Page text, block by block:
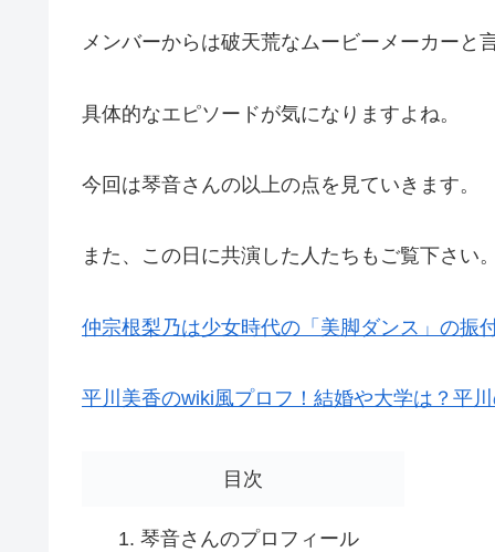
メンバーからは破天荒なムービーメーカーと
具体的なエピソードが気になりますよね。
今回は琴音さんの以上の点を見ていきます。
また、この日に共演した人たちもご覧下さい。
仲宗根梨乃は少女時代の「美脚ダンス」の振
平川美香のwiki風プロフ！結婚や大学は？平
目次
琴音さんのプロフィール